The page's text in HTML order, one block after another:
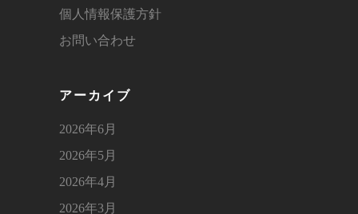
個人情報保護方針
お問い合わせ
アーカイブ
2026年6月
2026年5月
2026年4月
2026年3月